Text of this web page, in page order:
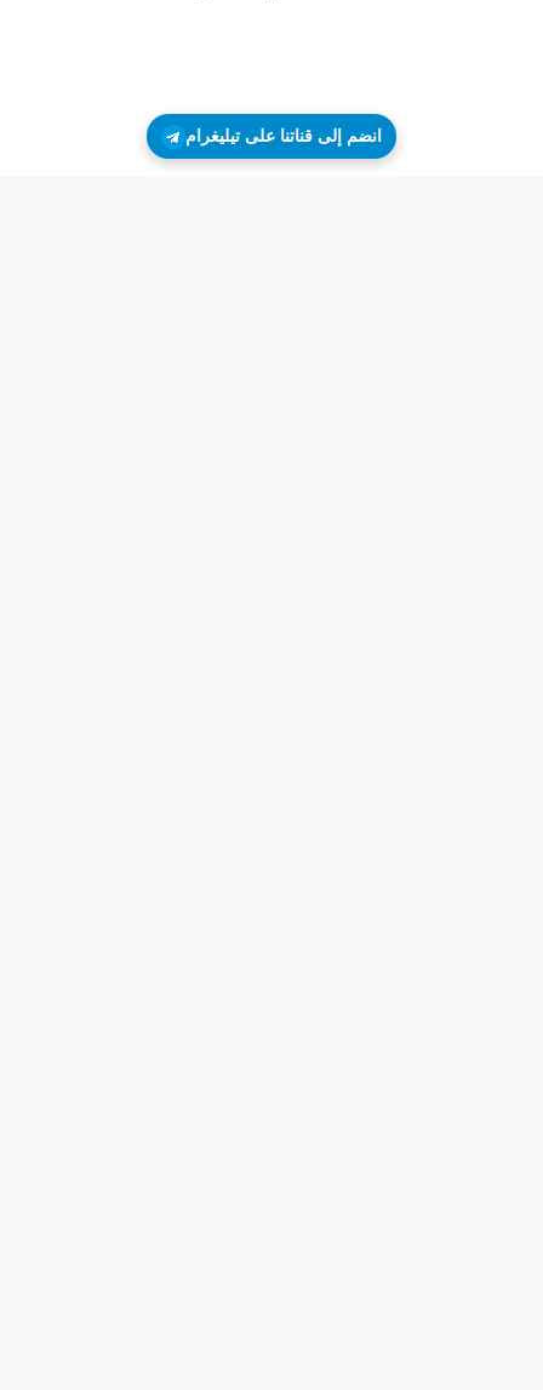
انضم إلى قناتنا على تيليغرام